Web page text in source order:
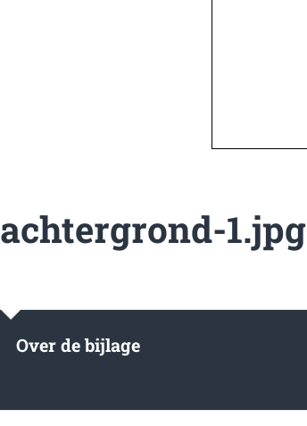
achtergrond-1.jpg
Over de bijlage